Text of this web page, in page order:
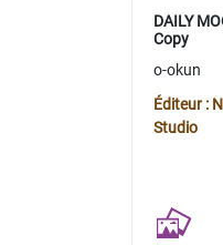
DAILY
Copy
o-okun
Éditeur :
Studio